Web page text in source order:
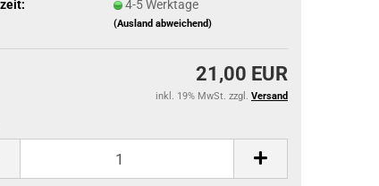
4-5 Werktage
(Ausland abweichend)
21,00 EUR
inkl. 19% MwSt. zzgl. Versand